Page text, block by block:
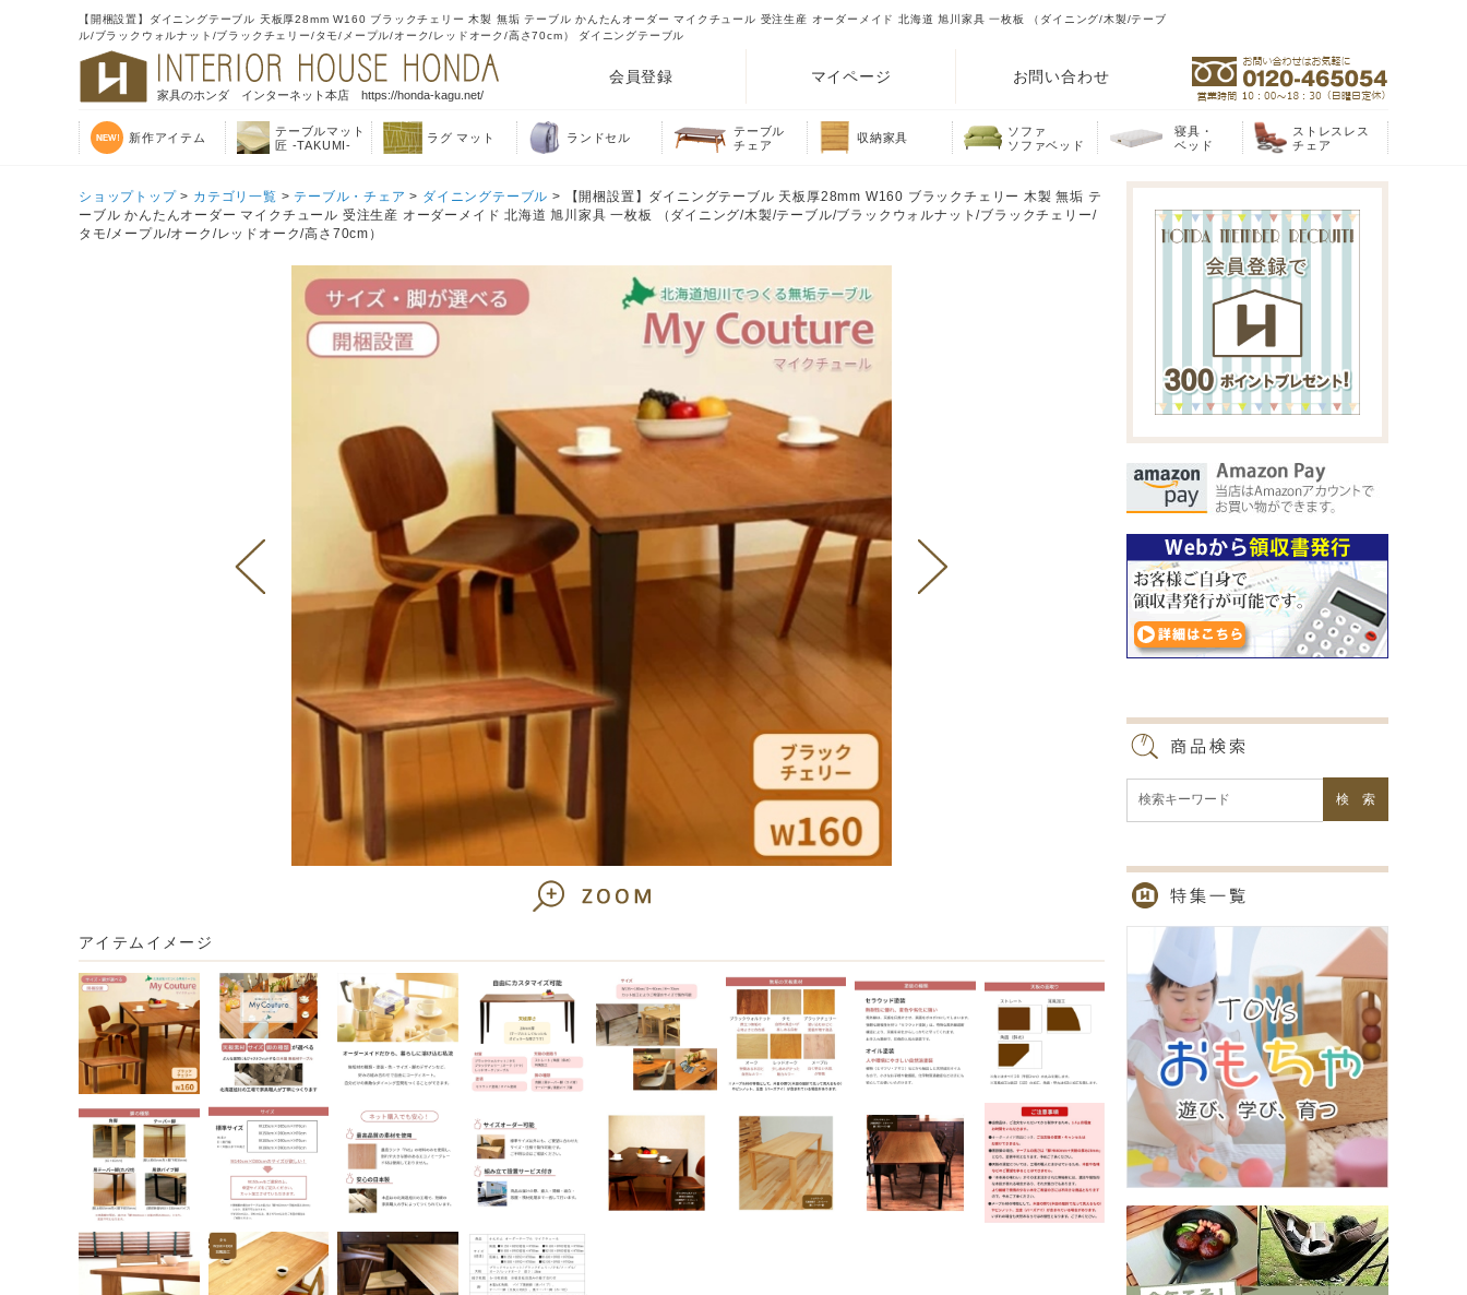
【開梱設置】ダイニングテーブル 天板厚28mm W160 ブラックチェリー 木製 無垢 テーブル かんたんオーダー マイクチュール 受注生産 オーダーメイド 北海道 旭川家具 一枚板 （ダイニング/木製/テーブ
ル/ブラックウォルナット/ブラックチェリー/タモ/メープル/オーク/レッドオーク/高さ70cm） ダイニングテーブル
家具のホンダ インターネット本店 https://honda-kagu.net/
会員登録 マイページ お問い合わせ
新作アイテム
テーブルマット
匠 -TAKUMI-
ラグ マット ランドセル
テーブル
チェア
収納家具
ソファ
ソファベッド
寝具・
ベッド
ストレスレス
チェア
ショップトップ> カテゴリ一覧 > テーブル・チェア > ダイニングテーブル > 【開梱設置】ダイニングテーブル 天板厚28mm W160 ブラックチェリー 木製 無垢 テ
ーブル かんたんオーダー マイクチュール 受注生産 オーダーメイド 北海道 旭川家具 一枚板 （ダイニング/木製/テーブル/ブラックウォルナット/ブラックチェリー/
タモ/メープル/オーク/レッドオーク/高さ70cm）
アイテムイメージ